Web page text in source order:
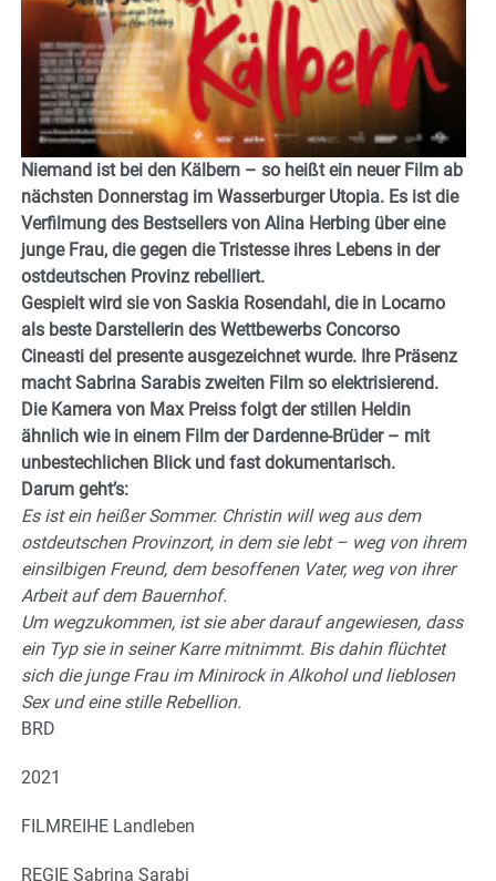
Niemand ist bei den Kälbern – so heißt ein neuer Film ab
nächsten Donnerstag im Wasserburger Utopia. Es ist die
Verfilmung des Bestsellers von Alina Herbing über eine
junge Frau, die gegen die Tristesse ihres Lebens in der
ostdeutschen Provinz rebelliert.
Gespielt wird sie von Saskia Rosendahl, die in Locarno
als beste Darstellerin des Wettbewerbs Concorso
Cineasti del presente ausgezeichnet wurde. Ihre Präsenz
macht Sabrina Sarabis zweiten Film so elektrisierend.
Die Kamera von Max Preiss folgt der stillen Heldin
ähnlich wie in einem Film der Dardenne-Brüder – mit
unbestechlichen Blick und fast dokumentarisch.
Darum geht’s:
Es ist ein heißer Sommer. Christin will weg aus dem
ostdeutschen Provinzort, in dem sie lebt – weg von ihrem
einsilbigen Freund, dem besoffenen Vater, weg von ihrer
Arbeit auf dem Bauernhof.
Um wegzukommen, ist sie aber darauf angewiesen, dass
ein Typ sie in seiner Karre mitnimmt. Bis dahin flüchtet
sich die junge Frau im Minirock in Alkohol und lieblosen
Sex und eine stille Rebellion.
BRD
2021
FILMREIHE Landleben
REGIE Sabrina Sarabi